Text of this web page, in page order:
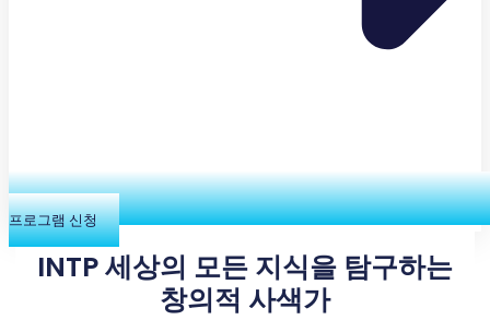
프로그램 신청
INTP 세상의 모든 지식을 탐구하는
창의적 사색가